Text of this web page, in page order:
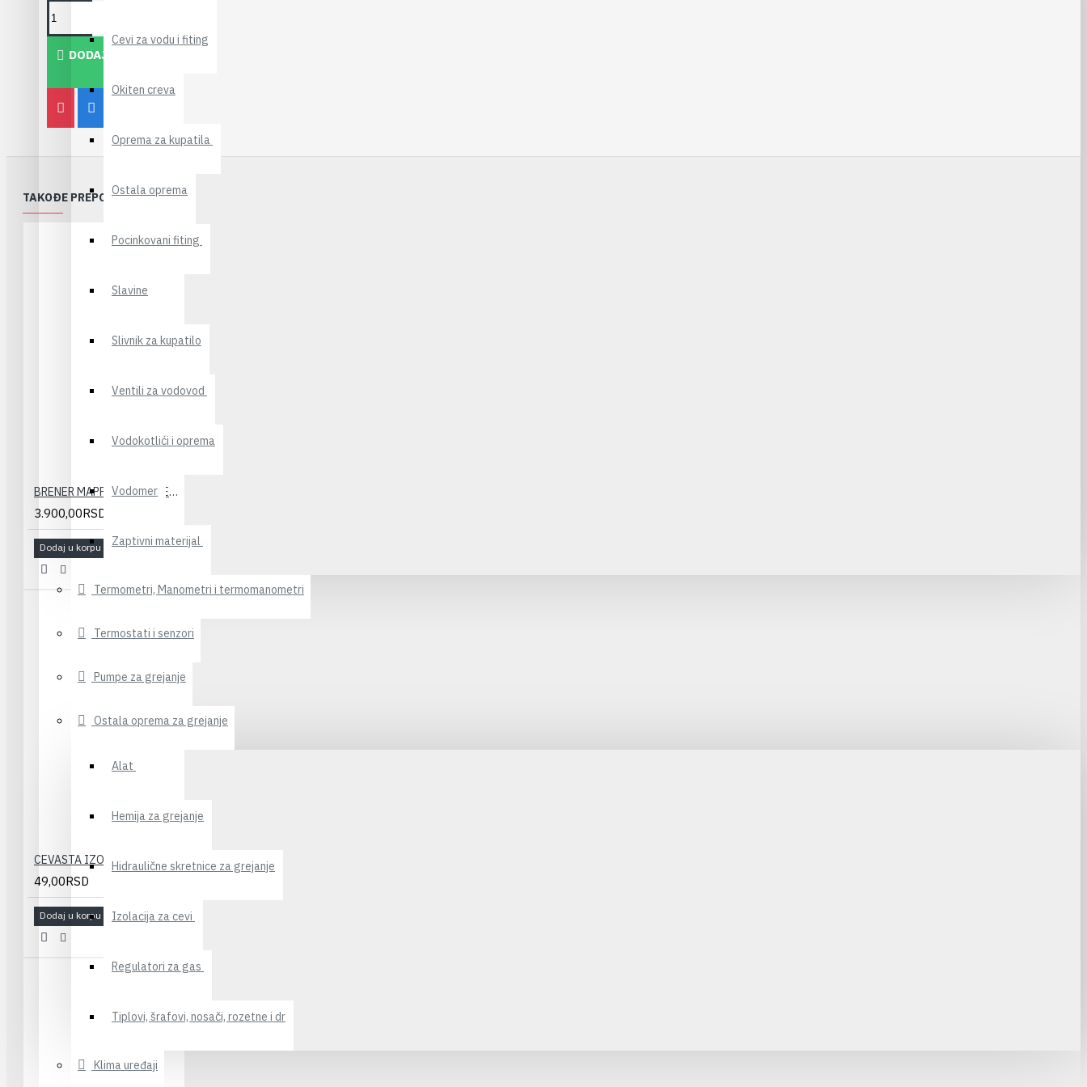
Cevi za vodu i fiting
Okiten creva
Oprema za kupatila
Ostala oprema
Pocinkovani fiting
Slavine
Slivnik za kupatilo
Ventili za vodovod
Vodokotlići i oprema
Vodomer
Zaptivni materijal
Termometri, Manometri i termomanometri
Termostati i senzori
Pumpe za grejanje
Ostala oprema za grejanje
Alat
Hemija za grejanje
Hidraulične skretnice za grejanje
Izolacija za cevi
Regulatori za gas
Tiplovi, šrafovi, nosači, rozetne i dr
Klima uređaji
DODAJ U KORPU
TAKOĐE PREPORUČUJEMO
BRENER MAPP GAS SA CREVOM
3.900,00RSD
Dodaj u korpu
CEVASTA IZOLACIJA SSL-KLIMA 10x6 (10m)
49,00RSD
Dodaj u korpu